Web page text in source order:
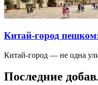
Китай-город
Китай-город — не одна
Последние